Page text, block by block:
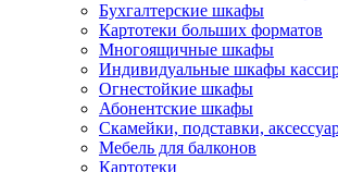
Бухгалтерские шкафы
Картотеки больших форматов
Многоящичные шкафы
Индивидуальные шкафы
Огнестойкие шкафы
Абонентские шкафы
Скамейки, подставки,
Мебель для балконов
Картотеки